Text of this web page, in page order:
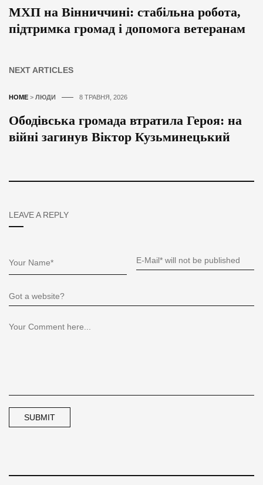
МХП на Вінниччині: стабільна робота,
підтримка громад і допомога ветеранам
NEXT ARTICLES
HOME > ЛЮДИ 8 ТРАВНЯ, 2026
Ободівська громада втратила Героя: на
війні загинув Віктор Кузьминецький
LEAVE A REPLY